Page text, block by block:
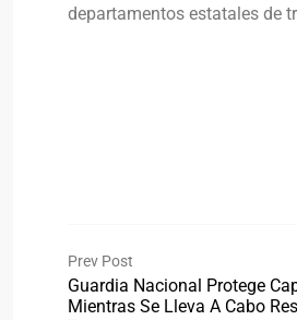
departamentos estatales de
Prev Post
Guardia Nacional Protege
Mientras Se Lleva A Cabo